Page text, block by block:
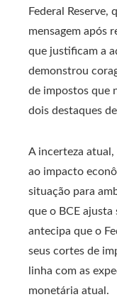
Federal Reserve,
mensagem após
que justificam a
demonstrou
de impostos que
dois destaques
A incerteza
ao impacto
situação para
que o BCE ajusta
antecipa que o
seus cortes de
linha com as
monetária atual.